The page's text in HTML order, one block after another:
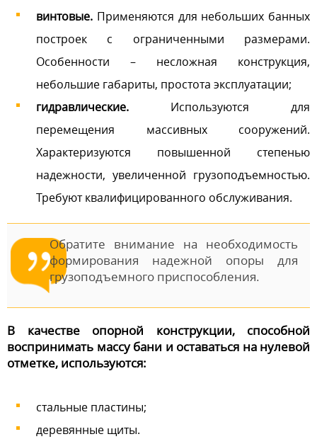
винтовые. Применяются для небольших банных
построек с ограниченными размерами.
Особенности – несложная конструкция,
небольшие габариты, простота эксплуатации;
гидравлические. Используются для
перемещения массивных сооружений.
Характеризуются повышенной степенью
надежности, увеличенной грузоподъемностью.
Требуют квалифицированного обслуживания.
Обратите внимание на необходимость
формирования надежной опоры для
грузоподъемного приспособления.
В качестве опорной конструкции, способной
воспринимать массу бани и оставаться на нулевой
отметке, используются:
стальные пластины;
деревянные щиты.